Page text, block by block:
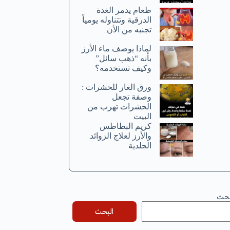
طعام يدمر الغدة
الدرقية وتتناوله يومياً
تجنبه من الأن
لماذا يوصف ماء الأرز
بأنه “ذهب سائل”
وكيف تستخدمه؟
ورق الغار للحشرات :
وصفة تجعل
الحشرات تهرب من
البيت
كريم البطاطس
والأرز لعلاج الزوائد
الجلدية
البحث